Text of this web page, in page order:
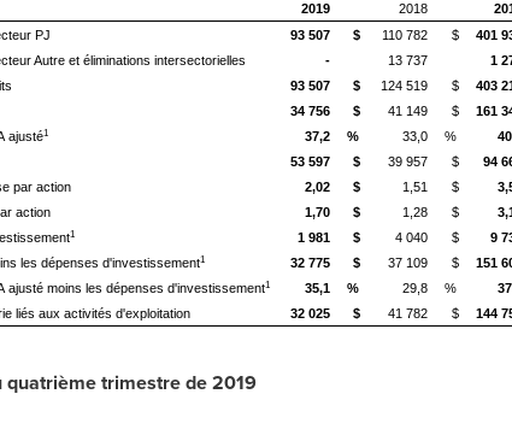
2019
2018
PJ
93 507 $ 110 782 $ 401
Autre et éliminations intersectorielles
- 13 737 1
93 507 $ 124 519 $ 403
34 756 $ 41 149 $ 161
ajusté1 37,2 % 33,0 %
53 597 $ 39 957 $ 94
par action
2,02 $ 1,51 $
action
1,70 $ 1,28 $
1 1 981 $ 4 040 $ 9
les dépenses d'investissement1 32 775 $ 37 109 $ 151
ajusté moins les dépenses d'investissement1 35,1 % 29,8 %
liés aux activités d'exploitation
32 025 $ 41 782 $ 144
quatrième trimestre de 2019